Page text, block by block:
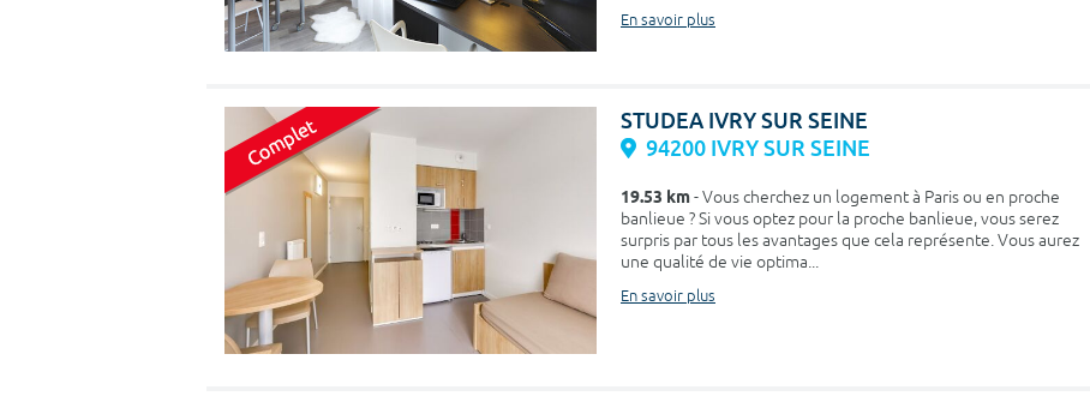
En savoir plus
STUDEA IVRY SUR SEINE
94200 IVRY SUR SEINE
19.53 km- Vous cherchez un logement à Paris ou en proche
banlieue ? Si vous optez pour la proche banlieue, vous serez
surpris par tous les avantages que cela représente. Vous aurez
une qualité de vie optima...
En savoir plus